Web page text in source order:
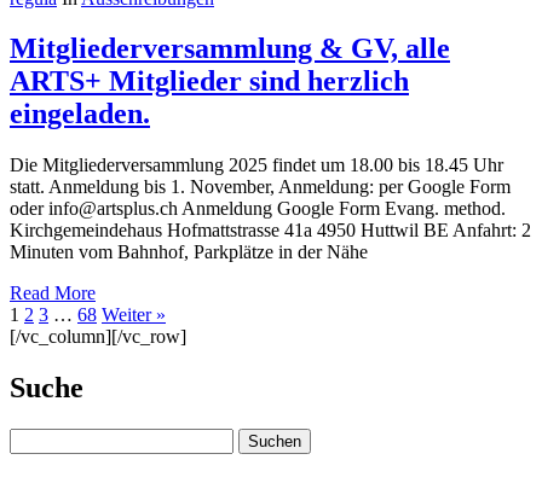
Mitgliederversammlung & GV, alle
ARTS+ Mitglieder sind herzlich
eingeladen.
Die Mitgliederversammlung 2025 findet um 18.00 bis 18.45 Uhr
statt. Anmeldung bis 1. November, Anmeldung: per Google Form
oder info@artsplus.ch Anmeldung Google Form Evang. method.
Kirchgemeindehaus Hofmattstrasse 41a 4950 Huttwil BE Anfahrt: 2
Minuten vom Bahnhof, Parkplätze in der Nähe
Read More
1 2 3 … 68 Weiter »
[/vc_column][/vc_row]
Suche
nach: